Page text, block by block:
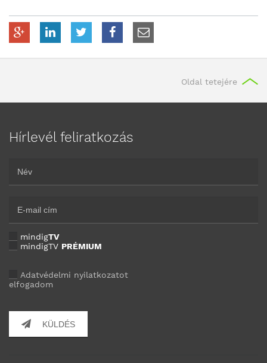
Oldal tetejére
Hírlevél feliratkozás
mindigTV
mindigTV PRÉMIUM
Adatvédelmi nyilatkozatot
elfogadom
KÜLDÉS